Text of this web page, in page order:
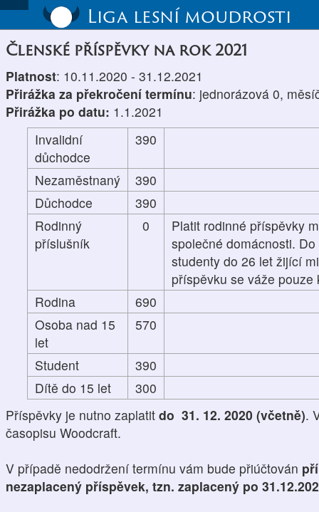
Liga lesní moudrosti
Členské příspěvky na rok 2021
Platnost: 10.11.2020 - 31.12.2021
Přirážka za překročení termínu: jednorázová 0,
Přirážka po datu: 1.1.2021
Invalidní
důchodce
390
Nezaměstnaný
390
Důchodce
390
Rodinný
příslušník
0
Platit rodinné příspěvky
společné domácnosti.
studenty do 26 let žijící
příspěvku se váže
Rodina
690
Osoba nad 15
let
570
Student
390
Dítě do 15 let
300
Příspěvky je nutno zaplatit do 31. 12. 2020 (včetně).
časopisu Woodcraft.
V případě nedodržení termínu vám bude přiúčtován
nezaplacený příspěvek, tzn. zaplacený po